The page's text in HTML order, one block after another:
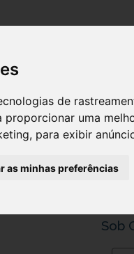
de
proporcionar uma
, para exibir
as minhas preferências
Ref.:
Sob